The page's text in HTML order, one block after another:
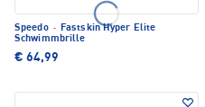
Speedo · Fastskin Hyper Elite
Schwimmbrille
€ 64,99